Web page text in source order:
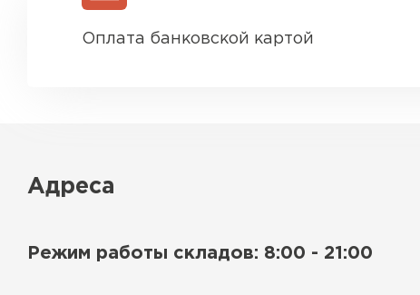
Оплата банковской картой
Адреса
Режим работы складов: 8:00 - 21:00